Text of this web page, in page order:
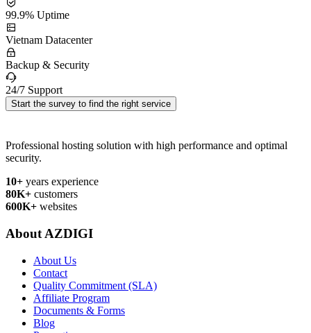
99.9% Uptime
Vietnam Datacenter
Backup & Security
24/7 Support
Start the survey to find the right service
Professional hosting solution with high performance and optimal
security.
10+ years experience
80K+ customers
600K+ websites
About AZDIGI
About Us
Contact
Quality Commitment (SLA)
Affiliate Program
Documents & Forms
Blog